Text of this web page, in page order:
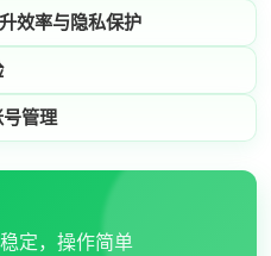
效率与隐私保护
管理
定，操作简单